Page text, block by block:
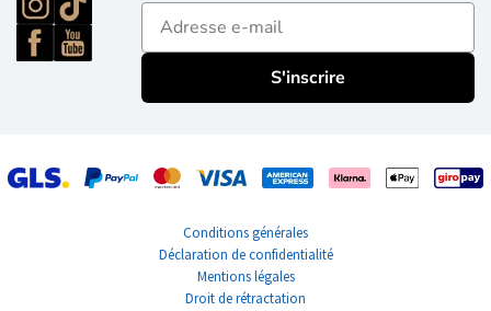
E-mailadres
S'inscrire
Conditions générales
Déclaration de confidentialité
Mentions légales
Droit de rétractation